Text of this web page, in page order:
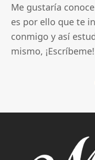
Me gustaría
es por ello que te
conmigo y así
mismo, ¡Escríbeme!